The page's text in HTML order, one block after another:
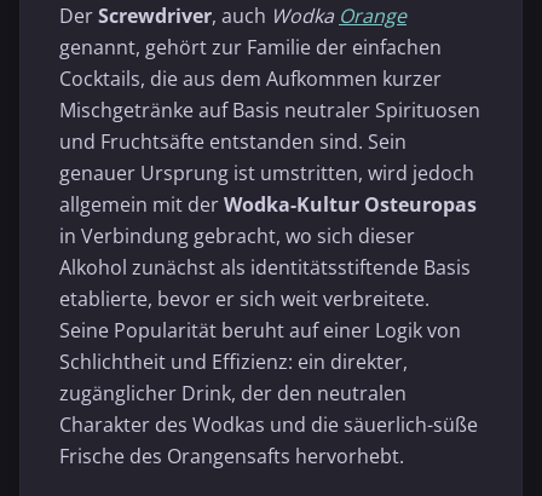
DerScrewdriver, auch Wodka Orange
genannt, gehört zur Familie der einfachen
Cocktails, die aus dem Aufkommen kurzer
Mischgetränke auf Basis neutraler Spirituosen
und Fruchtsäfte entstanden sind. Sein
genauer Ursprung ist umstritten, wird jedoch
allgemein mit derWodka-Kultur Osteuropas
in Verbindung gebracht, wo sich dieser
Alkohol zunächst als identitätsstiftende Basis
etablierte, bevor er sich weit verbreitete.
Seine Popularität beruht auf einer Logik von
Schlichtheit und Effizienz: ein direkter,
zugänglicher Drink, der den neutralen
Charakter des Wodkas und die säuerlich-süße
Frische des Orangensafts hervorhebt.